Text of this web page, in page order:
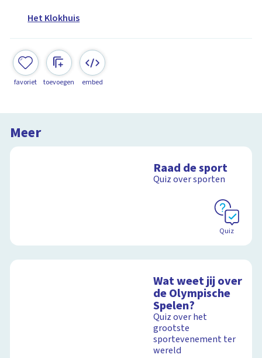
Het Klokhuis
favoriet toevoegen embed
Meer
Raad de sport
Quiz over sporten
Quiz
Wat weet jij over
de Olympische
Spelen?
Quiz over het
grootste
sportevenement ter
wereld